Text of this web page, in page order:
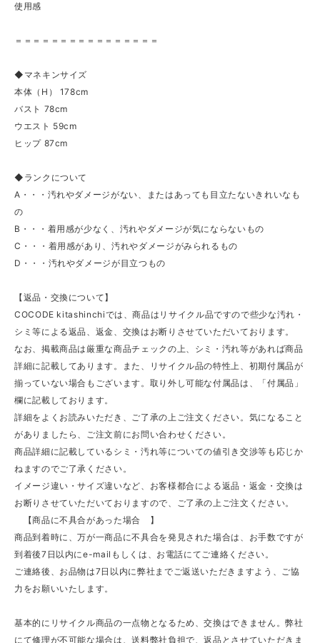
使用感
＝＝＝＝＝＝＝＝＝＝＝＝＝＝＝＝
◆マネキンサイズ
本体（H） 178cm
バスト 78cm
ウエスト 59cm
ヒップ 87cm
◆ランクについて
A・・・汚れやダメージがない、またはあっても目立たないきれいなも
の
B・・・着用感が少なく、汚れやダメージが気にならないもの
C・・・着用感があり、汚れやダメージがみられるもの
D・・・汚れやダメージが目立つもの
【返品・交換について】
COCODE kitashinchiでは、商品はリサイクル品ですので些少な汚れ・
シミ等による返品、返金、交換はお断りさせていただいております。
なお、掲載商品は厳重な商品チェックの上、シミ・汚れ等があれば商品
詳細に記載してあります。また、リサイクル品の特性上、初期付属品が
揃っていない場合もございます。取り外し可能な付属品は、「付属品」
欄に記載しております。
詳細をよくお読みいただき、ご了承の上ご注文ください。気になること
がありましたら、ご注文前にお問い合わせください。
商品詳細に記載しているシミ・汚れ等についての値引き交渉等も応じか
ねますのでご了承ください。
イメージ違い・サイズ違いなど、お客様都合による返品・返金・交換は
お断りさせていただいておりますので、ご了承の上ご注文ください。
【商品に不具合があった場合 】
商品到着時に、万が一商品に不具合を発見された場合は、お手数ですが
到着後7日以内にe-mailもしくは、お電話にてご連絡ください。
ご連絡後、お品物は7日以内に弊社までご返送いただきますよう、ご協
力をお願いいたします。
基本的にリサイクル商品の一点物となるため、交換はできません。弊社
にて修理が不可能な場合は、送料弊社負担で、返品とさせていただきま